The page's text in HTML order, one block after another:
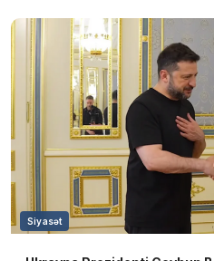
Siyasət